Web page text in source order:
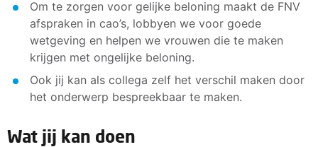
Om te zorgen voor gelijke beloning maakt de FNV
afspraken in cao’s, lobbyen we voor goede
wetgeving en helpen we vrouwen die te maken
krijgen met ongelijke beloning.
Ook jij kan als collega zelf het verschil maken door
het onderwerp bespreekbaar te maken.
Wat jij kan doen